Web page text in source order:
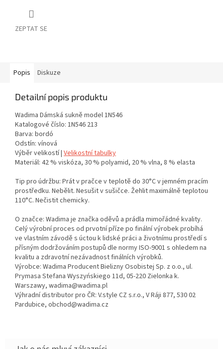
ZEPTAT SE
Popis Diskuze
Detailní popis produktu
Wadima Dámská sukně model 1N546
Katalogové číslo: 1N546 213
Barva: bordó
Odstín: vínová
Výběr velikostí | Velikostní tabulky
Materiál: 42 % viskóza, 30 % polyamid, 20 % vlna, 8 % elasta
Tip pro údržbu: Prát v pračce v teplotě do 30°C v jemném pracím
prostředku. Nebělit. Nesušit v sušičce. Žehlit maximálně teplotou
110°C. Nečistit chemicky.
O značce: Wadima je značka oděvů a prádla mimořádné kvality.
Celý výrobní proces od prvotní příze po finální výrobek probíhá
ve vlastním závodě s úctou k lidské práci a životnímu prostředí s
přísným dodržováním postupů dle normy ISO-9001 s ohledem na
kvalitu a zdravotní nezávadnost finálních výrobků.
Výrobce: Wadima Producent Bielizny Osobistej Sp. z o.o., ul.
Prymasa Stefana Wyszyńskiego 11d, 05-220 Zielonka k.
Warszawy, wadima@wadima.pl
Výhradní distributor pro ČR: V.style CZ s.r.o., V Ráji 877, 530 02
Pardubice, obchod@wadima.cz